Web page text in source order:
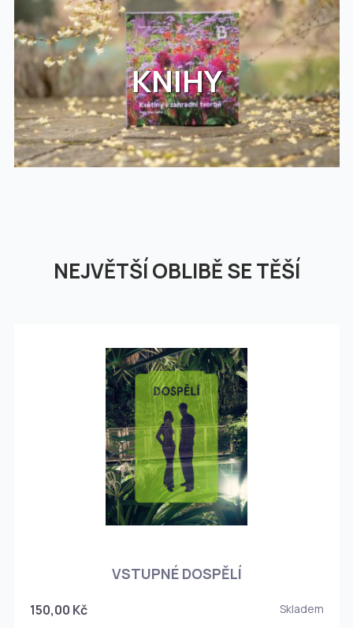
KNIHY
NEJVĚTŠÍ OBLIBĚ SE TĚŠÍ
VSTUPNÉ DOSPĚLÍ
150,00 Kč Skladem